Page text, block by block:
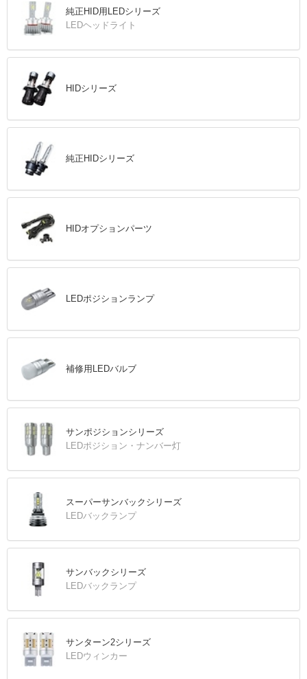
純正HID用LEDシリーズ
LEDヘッドライト
HIDシリーズ
純正HIDシリーズ
HIDオプションパーツ
LEDポジションランプ
補修用LEDバルブ
サンポジションシリーズ
LEDポジション・ナンバー灯
スーパーサンバックシリーズ
LEDバックランプ
サンバックシリーズ
LEDバックランプ
サンターン2シリーズ
LEDウィンカー